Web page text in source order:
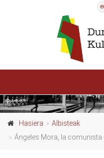
Hasiera
Albisteak
Ángeles Mora, la comunista